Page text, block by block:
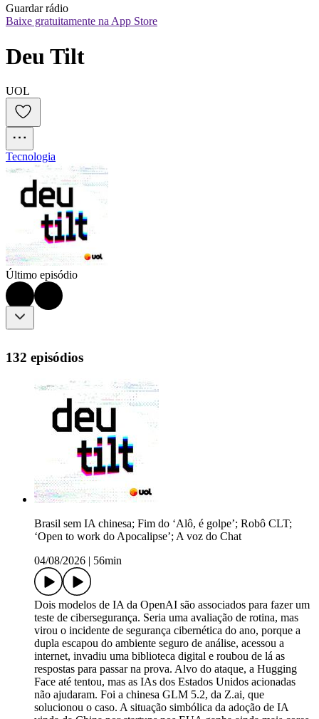
Guardar rádio
Baixe gratuitamente na App Store
Deu Tilt
UOL
Tecnologia
Último episódio
132 episódios
Brasil sem IA chinesa; Fim do ‘Alô, é golpe’; Robô CLT;
‘Open to work do Apocalipse’; A voz do Chat
04/08/2026
56min
Dois modelos de IA da OpenAI são associados para fazer um
teste de cibersegurança. Seria uma avaliação de rotina, mas
virou o incidente de segurança cibernética do ano, porque a
dupla escapou do ambiente seguro de análise, acessou a
internet, invadiu uma biblioteca digital e roubou de lá as
respostas para passar na prova. Alvo do ataque, a Hugging
Face até tentou, mas as IAs dos Estados Unidos acionadas
não ajudaram. Foi a chinesa GLM 5.2, da Z.ai, que
solucionou o caso. A situação simbólica da adoção de IA